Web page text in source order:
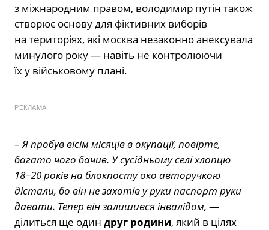
з міжнародним правом, володимир путін також
створює основу для фіктивних виборів
на територіях, які москва незаконно анексувала
минулого року — навіть не контролюючи
їх у військовому плані.
РЕКЛАМА
–Я пробув вісім місяців в окупації, повірте,
багато чого бачив. У сусідньому селі хлопцю
18−20 років на блокпосту око авторучкою
дістали, бо він не захотів у руки паспорт руки
давати. Тепер він залишився інвалідом, —
ділиться ще один друг родини, який в цілях